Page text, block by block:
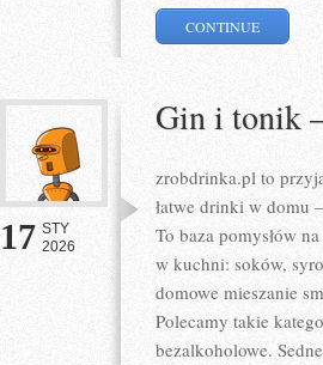
CONTINUE
17 STY
2026
Gin i tonik
zrobdrinka.pl to
łatwe drinki w domu
To baza pomysłów
w kuchni: soków,
domowe mieszanie
Polecamy takie
bezalkoholowe.